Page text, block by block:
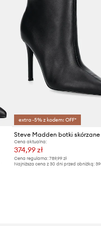
extra -5% z kodem: OFF*
Cena aktualna:
374,99 zł
Cena regularna:789,99 zł
Najniższa cena z 30 dni przed obniżką: